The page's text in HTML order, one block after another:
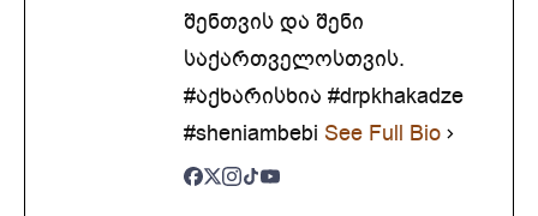
შენთვის და შენი
საქართველოსთვის.
#აქხარისხია #drpkhakadze
#sheniambebi See Full Bio